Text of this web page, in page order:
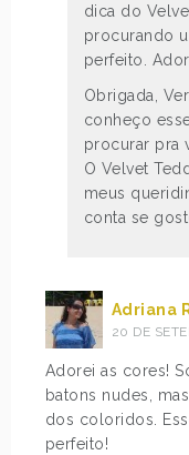
dica do
procurando
perfeito.
Obrigada,
conheço
procurar pra
O Velvet
meus
conta se
Adriana
20 DE
Adorei as cores!
batons nudes,
dos coloridos.
perfeito!